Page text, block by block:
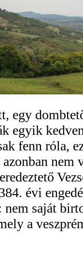
egy
egyik
fenn róla,
nem
évi
nem saját
a